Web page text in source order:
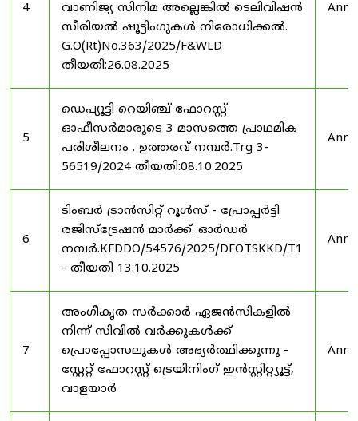
4
വാണിജ്യ സിനിമ അല്ലെങ്കിൽ ടെലിവിഷൻ
സീരിയൽ ഷൂട്ടിംഗുകൾ നിരോധിക്കൽ.
G.O(Rt)No.363/2025/F&WLD
തീയതി:26.08.2025
5
ഡെപ്യൂട്ടി റെയിഞ്ച് ഫോറസ്റ്റ്
ഓഫീസർമാരുടെ 3 മാസത്തെ പ്രാഥമിക
പരിശീലനം . ഉത്തരവ് നമ്പർ.Trg 3-
56519/2024 തീയതി:08.10.2025
6
ടിംബർ ട്രാൻസിറ്റ് റൂൾസ് - പ്രോപ്പർട്ടി
രജിസ്ട്രേഷൻ മാർക്ക്. ഓർഡർ
നമ്പർ.KFDDO/54576/2025/DFOTSKKD/T1
- തീയതി 13.10.2025
7
അംഗീകൃത സർക്കാർ ഏജൻസികളിൽ
നിന്ന് സിവിൽ വർക്കുകൾക്ക്
പ്രൊപ്പോസലുകൾ അഭ്യർത്ഥിക്കുന്നു -
സ്റ്റേറ്റ് ഫോറസ്റ്റ് ട്രെയിനിംഗ് ഇൻസ്റ്റിറ്റ്യൂട്ട്,
വാളയാർ